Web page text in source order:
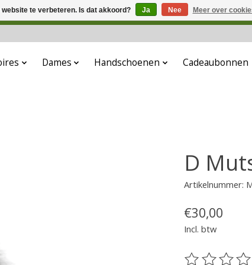
Dames Handschoenen Cadeaubonnen
D
Artikelnummer:
€30,00
Incl. btw
te verbeteren. Is dat akkoord? Ja Nee Meer over
geplaatste orders zullen niet worden gehonoreerd of